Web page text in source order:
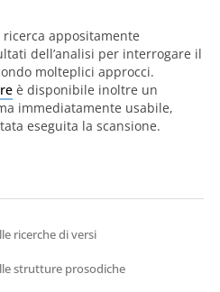
appositamente
dell’analisi per interrogare il
molteplici approcci.
è disponibile inoltre un
immediatamente usabile,
eseguita la scansione.
ricerche di versi
strutture prosodiche